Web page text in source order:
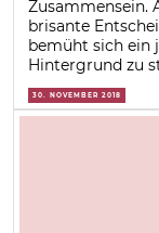
Zusammensein.
brisante
bemüht sich ein
Hintergrund zu
30. NOVEMBER 2018